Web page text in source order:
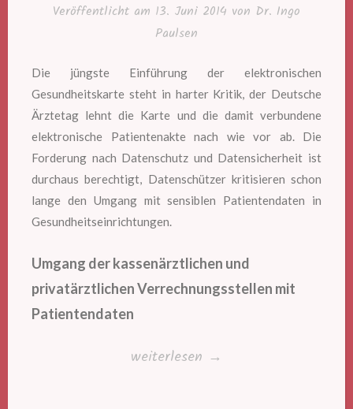
Veröffentlicht am 13. Juni 2014 von Dr. Ingo
Paulsen
Die jüngste Einführung der elektronischen
Gesundheitskarte steht in harter Kritik, der Deutsche
Ärztetag lehnt die Karte und die damit verbundene
elektronische Patientenakte nach wie vor ab. Die
Forderung nach Datenschutz und Datensicherheit ist
durchaus berechtigt, Datenschützer kritisieren schon
lange den Umgang mit sensiblen Patientendaten in
Gesundheitseinrichtungen.
Umgang der kassenärztlichen und
privatärztlichen Verrechnungsstellen mit
Patientendaten
„Laborergebnisse
weiterlesen →